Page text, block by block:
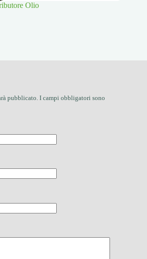
Olio
pubblicato. I campi obbligatori sono